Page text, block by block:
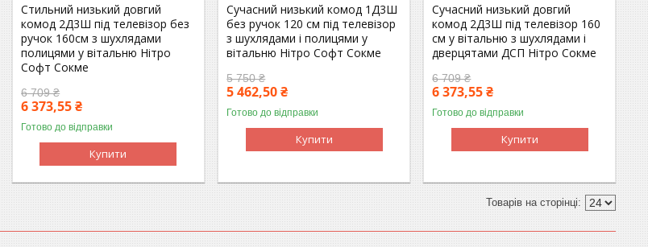
Стильний низький довгий
комод 2Д3Ш під телевізор без
ручок 160см з шухлядами
полицями у вітальню Нітро
Софт Сокме
6 709 ₴
6 373,55 ₴
Готово до відправки
Купити
Сучасний низький комод 1Д3Ш
без ручок 120 см під телевізор
з шухлядами і полицями у
вітальню Нітро Софт Сокме
5 750 ₴
5 462,50 ₴
Готово до відправки
Купити
Сучасний низький довгий
комод 2Д3Ш під телевізор 160
см у вітальню з шухлядами і
дверцятами ДСП Нітро Сокме
6 709 ₴
6 373,55 ₴
Готово до відправки
Купити